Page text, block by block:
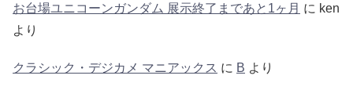
お台場ユニコーンガンダム 展示終了まであと1ヶ月 に ken
より
クラシック・デジカメ マニアックス に B より